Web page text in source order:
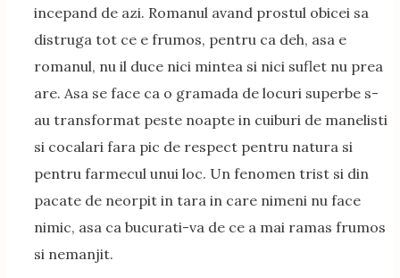
incepand de azi. Romanul avand prostul obicei sa
distruga tot ce e frumos, pentru ca deh, asa e
romanul, nu il duce nici mintea si nici suflet nu prea
are. Asa se face ca o gramada de locuri superbe s-
au transformat peste noapte in cuiburi de manelisti
si cocalari fara pic de respect pentru natura si
pentru farmecul unui loc. Un fenomen trist si din
pacate de neorpit in tara in care nimeni nu face
nimic, asa ca bucurati-va de ce a mai ramas frumos
si nemanjit.